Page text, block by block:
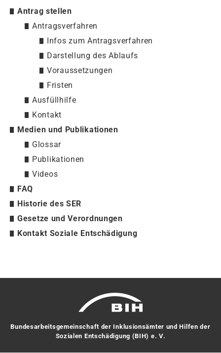
Antrag stellen
Antragsverfahren
Infos zum Antragsverfahren
Darstellung des Ablaufs
Voraussetzungen
Fristen
Ausfüllhilfe
Kontakt
Medien und Publikationen
Glossar
Publikationen
Videos
FAQ
Historie des SER
Gesetze und Verordnungen
Kontakt Soziale Entschädigung
Bundesarbeitsgemeinschaft der Inklusionsämter und Hilfen der
Sozialen Entschädigung (BIH) e. V.